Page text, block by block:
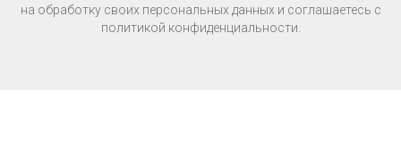
на обработку своих персональных данных и соглашаетесь c
политикой конфиденциальности.